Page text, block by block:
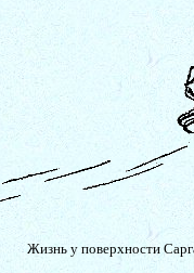
Жизнь у поверхности